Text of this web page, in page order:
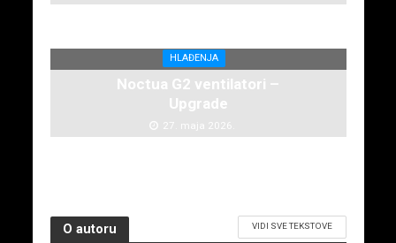
HLAĐENJA
Noctua G2 ventilatori –
Upgrade
27. maja 2026.
O autoru VIDI SVE TEKSTOVE